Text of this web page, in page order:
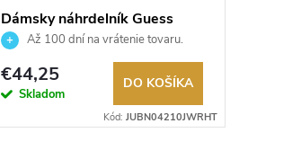
Dámsky náhrdelník Guess
JUBN04210JWRHT
Až 100 dní na vrátenie tovaru.
Autorizovaný predajca.
€44,25
Skladom
DO KOŠÍKA
Kód: JUBN04210JWRHT